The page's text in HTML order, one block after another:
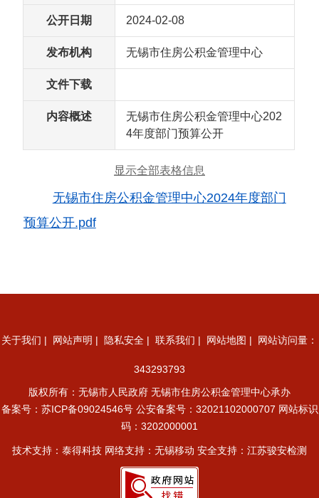
公开日期 2024-02-08
发布机构 无锡市住房公积金管理中心
文件下载
内容概述
无锡市住房公积金管理中心202
4年度部门预算公开
显示全部表格信息
无锡市住房公积金管理中心2024年度部门
预算公开.pdf
关于我们 网站声明 隐私安全 联系我们 网站地图 | 网站访问量：
343293793
版权所有：无锡市人民政府 无锡市住房公积金管理中心承办
备案号： 苏ICP备09024546号 公安备案号：32021102000707 网站标识
码：3202000001
技术支持：泰得科技 网络支持：无锡移动 安全支持：江苏骏安检测